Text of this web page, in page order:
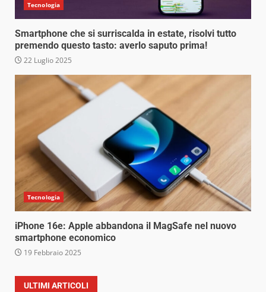
Tecnologia
Smartphone che si surriscalda in estate, risolvi tutto
premendo questo tasto: averlo saputo prima!
22 Luglio 2025
Tecnologia
iPhone 16e: Apple abbandona il MagSafe nel nuovo
smartphone economico
19 Febbraio 2025
ULTIMI ARTICOLI